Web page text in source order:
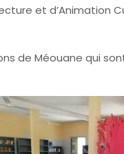
et d’Animation
de Méouane qui